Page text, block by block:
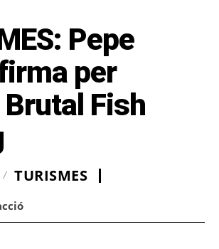
Pepe
per
Brutal Fish
TURISMES